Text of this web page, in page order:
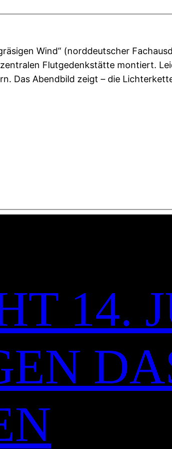
Wind“ (norddeutscher
Flutgedenkstätte montiert.
Das Abendbild zeigt – die
14.